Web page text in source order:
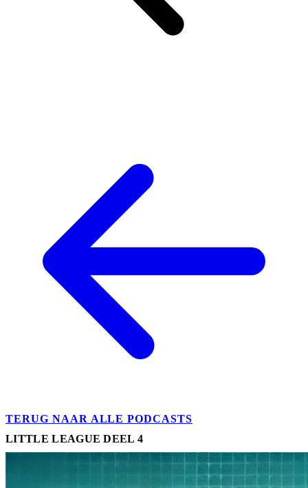
TERUG NAAR ALLE PODCASTS
LITTLE LEAGUE DEEL 4